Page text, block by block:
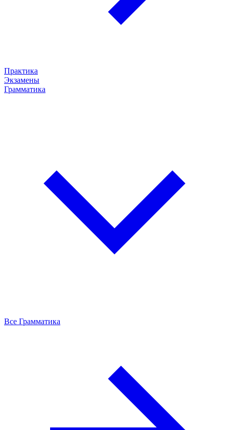
Практика
Экзамены
Грамматика
Все Грамматика